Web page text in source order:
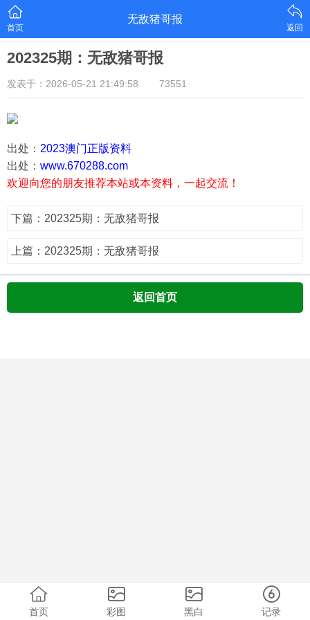
首页
无敌猪哥报
返回
202325期：无敌猪哥报
发表于：2026-05-21 21:49:58 73551
出处： 2023澳门正版资料
出处： www.670288.com
欢迎向您的朋友推荐本站或本资料，一起交流！
下篇：202325期：无敌猪哥报
上篇：202325期：无敌猪哥报
返回首页
首页 彩图 黑白 记录